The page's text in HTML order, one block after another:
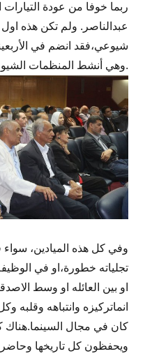
ربما خوفا من عودة التيارات
عبدالناصر. ولم تكن هذه
شيوعي،فقد انضم في
.وهي أنشط المنظمات
وفي كل هذه الميادين،
تجلياته خطورة،او في
او بين العائله او وسط
انماتركيزه وانتباهه
كان في مجال السينما.هناك
ويحفظون كل تاريخها